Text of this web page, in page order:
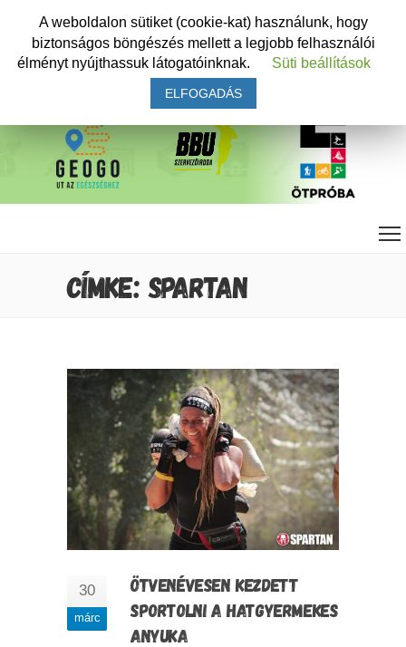
CÍMKE: SPARTAN
30
márc
ÖTVENÉVESEN KEZDETT
SPORTOLNI A HATGYERMEKES
ANYUKA
A weboldalon sütiket (cookie-kat) használunk, hogy
biztonságos böngészés mellett a legjobb felhasználói
élményt nyújthassuk látogatóinknak.
Süti beállítások
ELFOGADÁS